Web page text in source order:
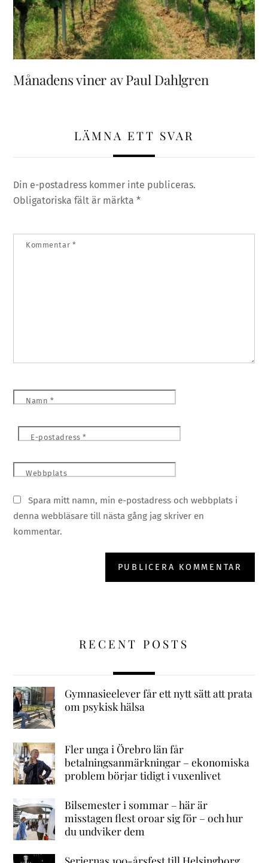
Månadens viner av Paul Dahlgren
LÄMNA ETT SVAR
Din e-postadress kommer inte publiceras.
Obligatoriska fält är märkta*
Kommentar *
Namn *
E-postadress*
Webbplats
Spara mitt namn, min e-postadress och webbplats i
denna webbläsare till nästa gång jag skriver en
kommentar.
RECENT POSTS
Gymnasieelever får ett nytt sätt att prata
om psykisk hälsa
Fler unga i Örebro län får
betalningsanmärkningar – ekonomiska
problem börjar tidigt i vuxenlivet
Bilsemester i sommar – här är
misstagen flest oroar sig för – och hur
du undviker dem
Seriernas 100-årsfest till Helsingborg